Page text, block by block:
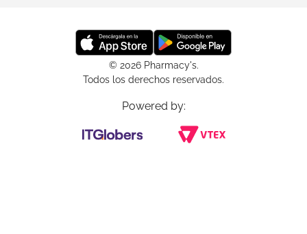
© 2026 Pharmacy's.
Todos los derechos reservados.
Powered by: